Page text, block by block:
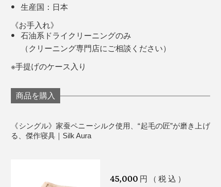
長く快適に使える贈り物として、両親の誕生日祝い、引
てもらえるはずです！
るなら『Silk Aura』1枚でちょうどいい。毛布は冬だけ
のものと思い込んでいましたが、『Silk Aura』は、もう
1枚の皮膚のような感覚で一年中使えます。
「将来寝たきりになったら、これを買おうかな」と思っ
たりもしましたが、やっぱり元の毛布には戻れない。
「365日このとろけるような贅沢感が味わえるのであれ
「早く買わなきゃ！」と脳内変換されてます（笑）
生産国：日本
《お手入れ》
石油系ドライクリーニングのみ
（クリーニング専門店にご相談ください）
※手提げのケース入り
商品を購入
《シングル》家蚕ペニーシルク使用、“起毛の匠”が磨き上げ
る、傑作寝具｜Silk Aura
45,000 円（税込）